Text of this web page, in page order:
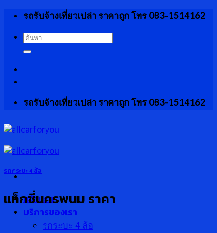
Skip
content
รถรับจ้างเที่ยวเปล่า ราคาถูก โทร 083-1514162
ค้นหา:
รถรับจ้างเที่ยวเปล่า ราคาถูก โทร 083-1514162
หน้าแรก
บริการของเรา
รกระบะ 4 ล้อ
รถกระบะ 4 ล้อ
แท็กซี่นครพนม ราคา